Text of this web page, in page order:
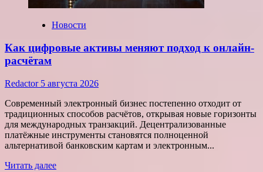
Новости
Как цифровые активы меняют подход к онлайн-
расчётам
Redactor 5 августа 2026
Современный электронный бизнес постепенно отходит от
традиционных способов расчётов, открывая новые горизонты
для международных транзакций. Децентрализованные
платёжные инструменты становятся полноценной
альтернативой банковским картам и электронным...
Читать далееПрочитать